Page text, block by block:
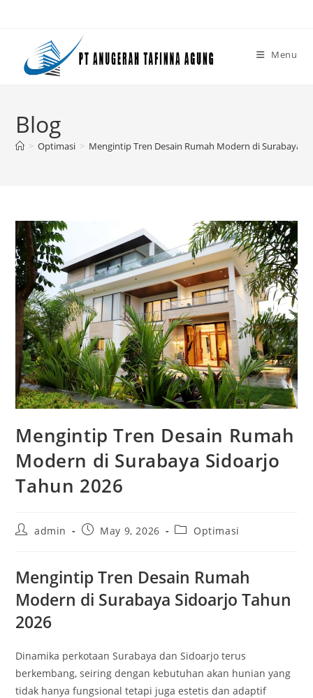
Menu
Blog
> Optimasi > Mengintip Tren Desain Rumah Modern di Surabaya
Mengintip Tren Desain Rumah
Modern di Surabaya Sidoarjo
Tahun 2026
Postadmin
PostMay 9, 2026
PostOptimasi
Mengintip Tren Desain Rumah
Modern di Surabaya Sidoarjo Tahun
2026
Dinamika perkotaan Surabaya dan Sidoarjo terus
berkembang, seiring dengan kebutuhan akan hunian yang
tidak hanya fungsional tetapi juga estetis dan adaptif